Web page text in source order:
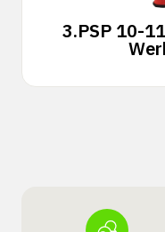
3.PSP 10-